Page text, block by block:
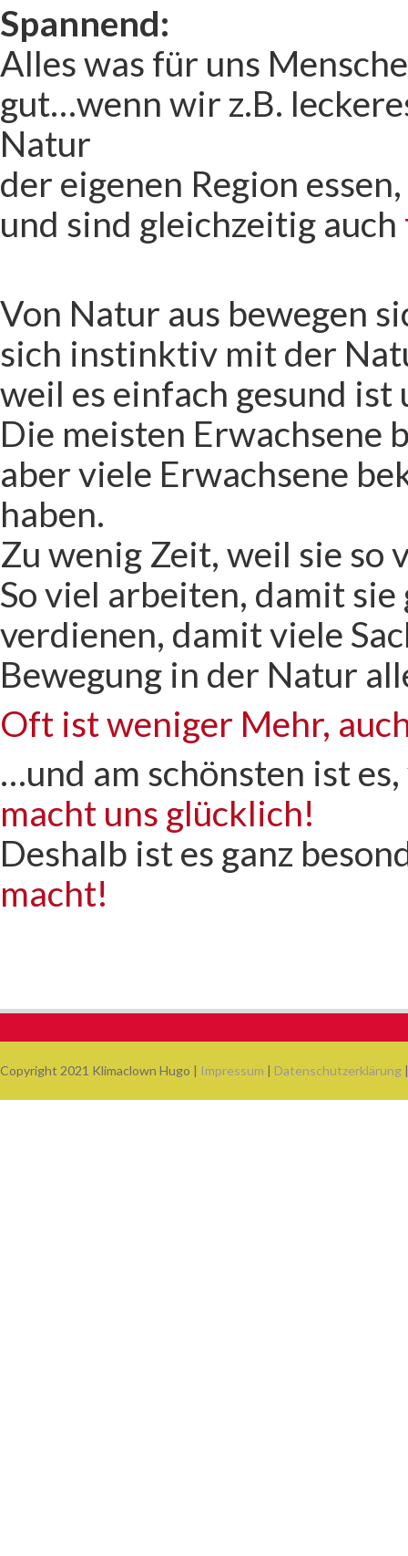
Spannend:
Alles was für uns
gut…wenn wir z.B.
Natur
der eigenen Region
und sind gleichzeitig auch
Von Natur aus bewegen
sich instinktiv mit der
weil es einfach gesund
Die meisten Erwachsene
aber viele Erwachsene
haben.
Zu wenig Zeit, weil sie so
So viel arbeiten, damit
verdienen, damit viele
Bewegung in der Natur
Oft ist weniger Mehr,
…und am schönsten ist
macht uns glücklich!
Deshalb ist es ganz
macht!
Copyright 2021 Klimaclown Hugo | Impressum | Datenschutzerklärung